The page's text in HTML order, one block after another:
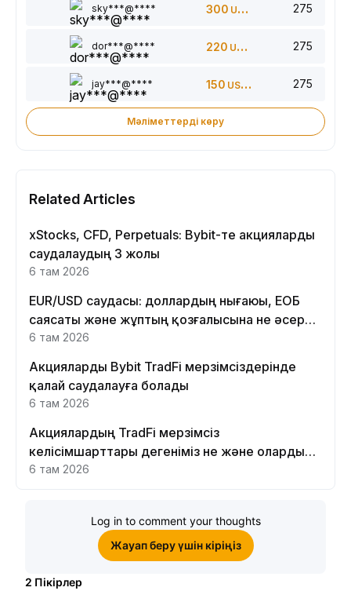
sky***@**** 300 USDT 275
dor***@**** 220 USDT 275
jay***@**** 150 USDT 275
Мәліметтерді көру
Related Articles
xStocks, CFD, Perpetuals: Bybit-те акцияларды
саудалаудың 3 жолы
6 там 2026
EUR/USD саудасы: доллардың нығаюы, ЕОБ
саясаты және жұптың қозғалысына не әсер
етеді
6 там 2026
Акцияларды Bybit TradFi мерзімсіздерінде
қалай саудалауға болады
6 там 2026
Акциялардың TradFi мерзімсіз
келісімшарттары дегеніміз не және оларды
Bybit платформасында неге саудалау керек?
6 там 2026
Log in to comment your thoughts
Жауап беру үшін кіріңіз
2 Пікірлер